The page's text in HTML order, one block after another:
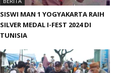
SISWI MAN 1 YOGYAKARTA RAIH
SILVER MEDAL I-FEST 2024 DI
TUNISIA